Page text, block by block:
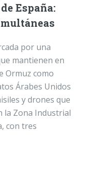
España:
por una
mantienen en
Ormuz como
Árabes Unidos
y drones que
la Zona Industrial
con tres